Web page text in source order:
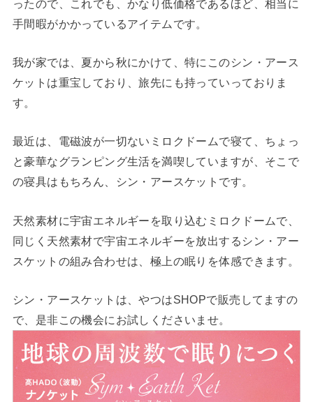
ったので、これでも、かなり低価格であるほど、相当に
手間暇がかかっているアイテムです。
我が家では、夏から秋にかけて、特にこのシン・アース
ケットは重宝しており、旅先にも持っていっておりま
す。
最近は、電磁波が一切ないミロクドームで寝て、ちょっ
と豪華なグランピング生活を満喫していますが、そこで
の寝具はもちろん、シン・アースケットです。
天然素材に宇宙エネルギーを取り込むミロクドームで、
同じく天然素材で宇宙エネルギーを放出するシン・アー
スケットの組み合わせは、極上の眠りを体感できます。
シン・アースケットは、やつはSHOPで販売してますの
で、是非この機会にお試しくださいませ。